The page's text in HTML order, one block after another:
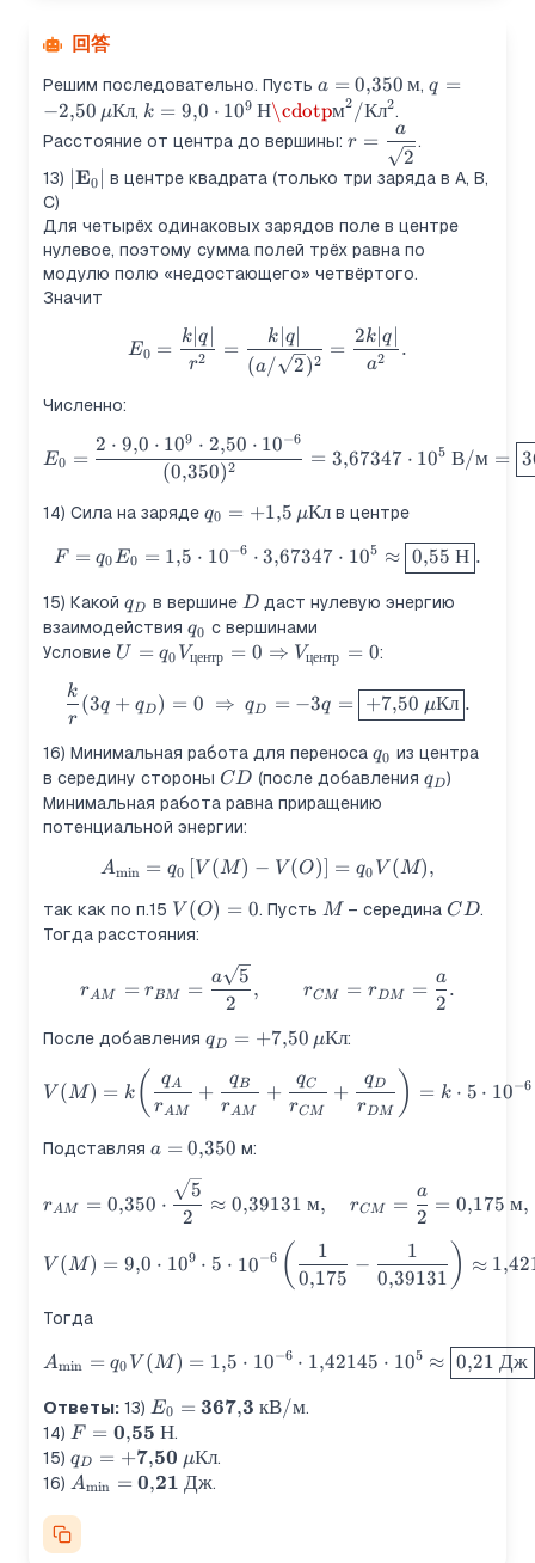
回答
Решим последовательно. Пусть a=0{,}350\,\text{м}
a = 0,350 м,q=-
q =
−2,50 μКл, k=9{,}0\cdot10^{9}\,\text{Н·м}^2/
k = 9,0 ⋅ 109 Н\cdotpм2 /Кл2.
Расстояние от центра до вершины: r=\dfrac{a}
{\sqrt2}
r =
2
a
.
13)
|\mathbf
E0
в центре квадрата (только три заряда в A, B,
C)
Для четырёх одинаковых зарядов поле в центре
нулевое, поэтому сумма полей трёх равна по
модулю полю «недостающего» четвёртого.
Значит
E0 =
r2
k∣q∣
=
(a/ 2)2
k∣q∣
=
a2
2k∣q∣
.
Численно:
E_0=\frac{2\cdot
E0 =
(0,350)2
2 ⋅ 9,0 ⋅ 109 ⋅ 2,50 ⋅ 10−6
= 3,67347 ⋅ 105 В/м =
14) Сила на заряде q_0=+1{,}5\,\mu\text{Кл}
q0 = +1,5 μКлв центре
F= q_0 E_0 =
F = q0E0 = 1,5 ⋅ 10−6 ⋅ 3,67347 ⋅ 105 ≈ 0,55 Н .
15) Какой q_D
qD в вершине D
D даст нулевую энергию
взаимодействия q_0
q0 с вершинами
Условие U=q_0
V_\text{центр}=0
U = q0 Vцентр = 0 ⇒ Vцентр = 0:
\frac{k}{r}(3q+q_D)=0\
r
k
(3q + qD) = 0 ⇒ qD = −3q = +7,50 μКл .
16) Минимальная работа для переноса q_0
q0 из центра
в середину стороны CD
CD (после добавления q_D
qD)
Минимальная работа равна приращению
потенциальной энергии:
A_{\min}=q_0\,[V(M)-
Amin = q0 V (M) − V (O)] = q0 V (M),
так как по п.15 V(O)=0
V (O) = 0. Пусть M
M – серединаCD
CD.
Тогда расстояния:
rAM = rBM =
2
a 5
, rCM = rDM =
2
a
.
После добавления q_D=+7{,}50\,\mu\text{Кл}
qD = +7,50 μКл:
V (M) = k ( rAM
qA +
rAM
qB +
rCM
qC +
rDM
qD ) = k ⋅ 5 ⋅ 10−6
Подставляя a=0{,}350
a = 0,350 м:
rAM = 0,350 ⋅
2
5
≈ 0,39131 м, rCM =
2
a
= 0,175 м,
V (M) = 9,0 ⋅ 109 ⋅ 5 ⋅ 10−6 ( 0,175
1
−
0,39131
1 ) ≈ 1,
Тогда
A_{\min}= q_0
Amin = q0 V (M) = 1,5 ⋅ 10−6 ⋅ 1,42145 ⋅ 105 ≈ 0,21 Дж
Ответы: 13) E_0=
\mathbf{367{,}3}\
\text{кВ/м}
E0 = 367,3 кВ/м.
14) F=\mathbf{0{,}55}\
\text{Н}
F = 0,55 Н.
15) q_D=\mathbf{+7{,}50}\
\mu\text{Кл}
qD = +7,50 μКл.
16) A_{\min}=\mathbf{0{,}21}\
Amin = 0,21 Дж.